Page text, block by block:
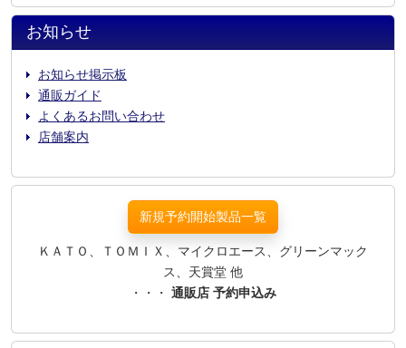
お知らせ
お知らせ掲示板
通販ガイド
よくあるお問い合わせ
店舗案内
新規予約開始製品一覧
ＫＡＴＯ、ＴＯＭＩＸ、マイクロエース、グリーンマック
ス、天賞堂 他
・・・ 通販店 予約申込み